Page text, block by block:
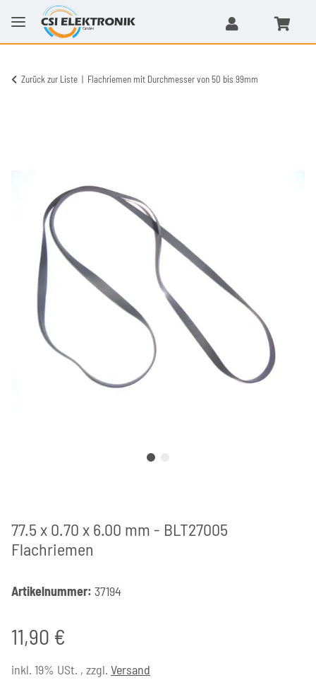
Zurück zur Liste Flachriemen mit Durchmesser von 50 bis 99mm
77.5 x 0.70 x 6.00 mm - BLT27005
Flachriemen
Artikelnummer: 37194
11,90 €
inkl. 19% USt. , zzgl. Versand